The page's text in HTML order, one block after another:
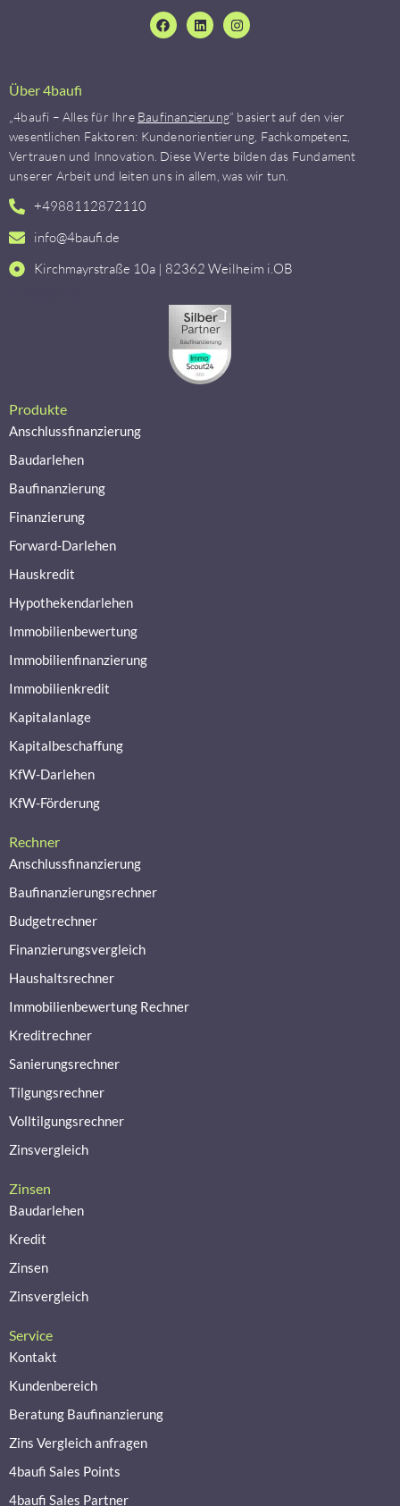
Über 4baufi
„4baufi – Alles für Ihre Baufinanzierung“ basiert auf den vier
wesentlichen Faktoren: Kundenorientierung, Fachkompetenz,
Vertrauen und Innovation. Diese Werte bilden das Fundament
unserer Arbeit und leiten uns in allem, was wir tun.
+4988112872110
info@4baufi.de
Kirchmayrstraße 10a | 82362 Weilheim i.OB
Produkte
Anschlussfinanzierung
Baudarlehen
Baufinanzierung
Finanzierung
Forward-Darlehen
Hauskredit
Hypothekendarlehen
Immobilienbewertung
Immobilienfinanzierung
Immobilienkredit
Kapitalanlage
Kapitalbeschaffung
KfW-Darlehen
KfW-Förderung
Rechner
Anschlussfinanzierung
Baufinanzierungsrechner
Budgetrechner
Finanzierungsvergleich
Haushaltsrechner
Immobilienbewertung Rechner
Kreditrechner
Sanierungsrechner
Tilgungsrechner
Volltilgungsrechner
Zinsvergleich
Zinsen
Baudarlehen
Kredit
Zinsen
Zinsvergleich
Service
Kontakt
Kundenbereich
Beratung Baufinanzierung
Zins Vergleich anfragen
4baufi Sales Points
4baufi Sales Partner